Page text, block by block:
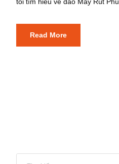
tôi tìm hiểu về đảo Mây Rút
Read More